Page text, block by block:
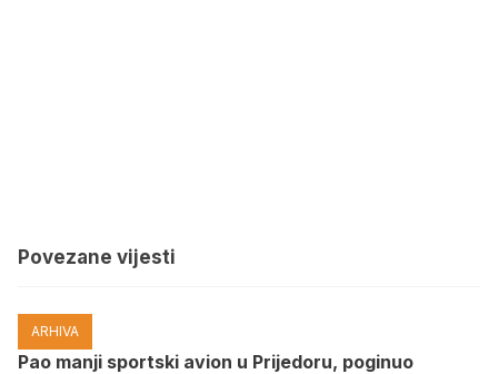
Povezane vijesti
ARHIVA
Pao manji sportski avion u Prijedoru, poginuo